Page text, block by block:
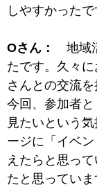
しやすかったで
Oさん：
地域
たです。久々
さんとの交流を
今回、参加者
見たいという
ージに「イベ
えたらと思っ
たと思っていま